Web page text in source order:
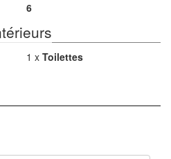
6
1 x Toilettes